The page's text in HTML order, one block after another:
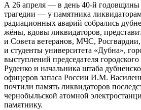
А 26 апреля — в день 40-й годовщины
трагедии — у памятника
радиационных аварий собрались
жёны, вдовы ликвидаторов,
и Совета ветеранов, МЧС,
и студенты университета «Дубна»,
выступлений председателя
Руденко и начальника штаба
офицеров запаса России И.М.
почтили память ликвидаторов
чернобыльской атомной
памятнику.